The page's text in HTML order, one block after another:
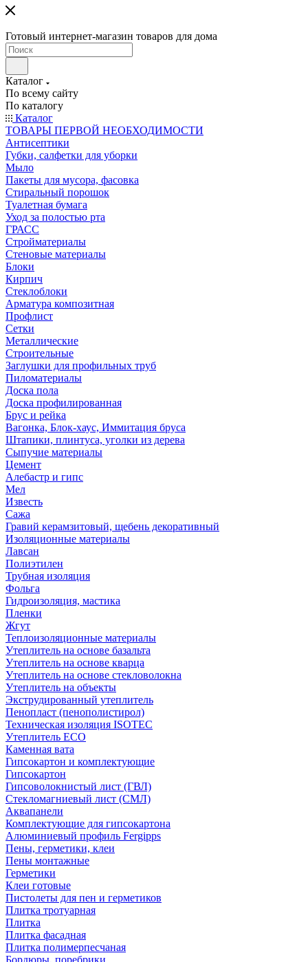
Готовый интернет-магазин товаров для дома
Каталог
По всему сайту
По каталогу
Каталог
ТОВАРЫ ПЕРВОЙ НЕОБХОДИМОСТИ
Антисептики
Губки, салфетки для уборки
Мыло
Пакеты для мусора, фасовка
Стиральный порошок
Туалетная бумага
Уход за полостью рта
ГРАСС
Стройматериалы
Стеновые материалы
Блоки
Кирпич
Стеклоблоки
Арматура композитная
Профлист
Сетки
Металлические
Строительные
Заглушки для профильных труб
Пиломатериалы
Доска пола
Доска профилированная
Брус и рейка
Вагонка, Блок-хаус, Иммитация бруса
Штапики, плинтуса, уголки из дерева
Сыпучие материалы
Цемент
Алебастр и гипс
Мел
Известь
Сажа
Гравий керамзитовый, щебень декоративный
Изоляционные материалы
Лавсан
Полиэтилен
Трубная изоляция
Фольга
Гидроизоляция, мастика
Пленки
Жгут
Теплоизоляционные материалы
Утеплитель на основе базальта
Утеплитель на основе кварца
Утеплитель на основе стекловолокна
Утеплитель на объекты
Экструдированный утеплитель
Пенопласт (пенополистирол)
Техническая изоляция ISOTEC
Утеплитель ECO
Каменная вата
Гипсокартон и комплектующие
Гипсокартон
Гипсоволокнистый лист (ГВЛ)
Стекломагниевый лист (СМЛ)
Аквапанели
Комплектующие для гипсокартона
Алюминиевый профиль Fergipps
Пены, герметики, клеи
Пены монтажные
Герметики
Клеи готовые
Пистолеты для пен и герметиков
Плитка тротуарная
Плитка
Плитка фасадная
Плитка полимерпесчаная
Бордюры, поребрики